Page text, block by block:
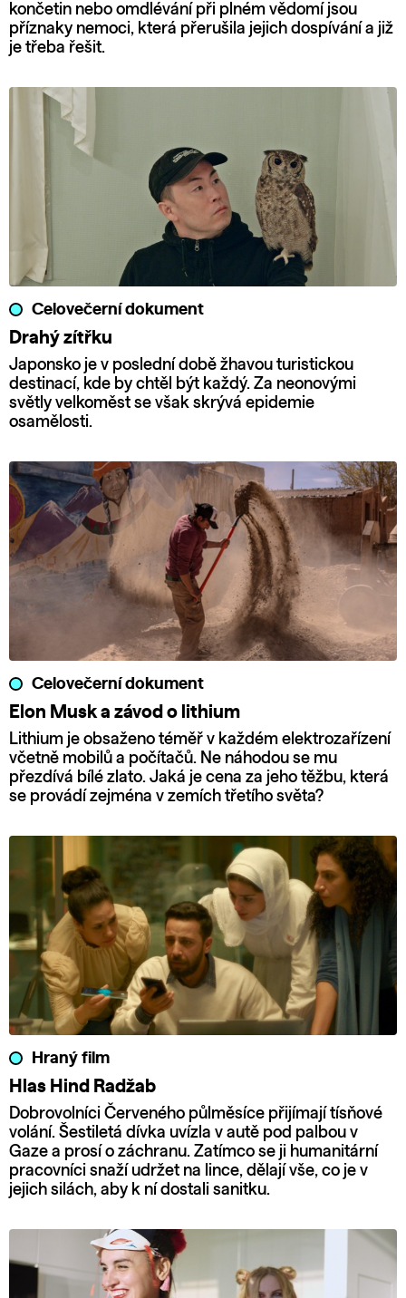
končetin nebo omdlévání při plném vědomí jsou
příznaky nemoci, která přerušila jejich dospívání a již
je třeba řešit.
Celovečerní dokument
Drahý zítřku
Japonsko je v poslední době žhavou turistickou
destinací, kde by chtěl být každý. Za neonovými
světly velkoměst se však skrývá epidemie
osamělosti.
Celovečerní dokument
Elon Musk a závod o lithium
Lithium je obsaženo téměř v každém elektrozařízení
včetně mobilů a počítačů. Ne náhodou se mu
přezdívá bílé zlato. Jaká je cena za jeho těžbu, která
se provádí zejména v zemích třetího světa?
Hraný film
Hlas Hind Radžab
Dobrovolníci Červeného půlměsíce přijímají tísňové
volání. Šestiletá dívka uvízla v autě pod palbou v
Gaze a prosí o záchranu. Zatímco se ji humanitární
pracovníci snaží udržet na lince, dělají vše, co je v
jejich silách, aby k ní dostali sanitku.